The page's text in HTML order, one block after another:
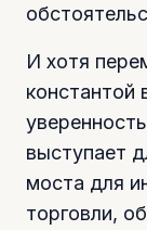
И хотя
выступает
моста для
торговли,